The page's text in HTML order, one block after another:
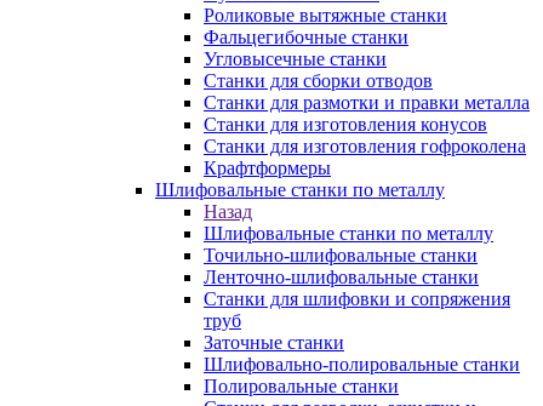
Роликовые вытяжные станки
Фальцегибочные станки
Угловысечные станки
Станки для сборки отводов
Станки для размотки и правки металла
Станки для изготовления конусов
Станки для изготовления гофроколена
Крафтформеры
Шлифовальные станки по металлу
Назад
Шлифовальные станки по металлу
Точильно-шлифовальные станки
Ленточно-шлифовальные станки
Станки для шлифовки и сопряжения
труб
Заточные станки
Шлифовально-полировальные станки
Полировальные станки